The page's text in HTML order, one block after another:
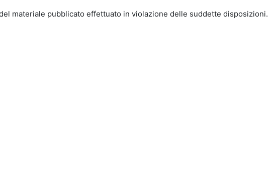
materiale pubblicato effettuato in violazione delle suddette disposizioni.